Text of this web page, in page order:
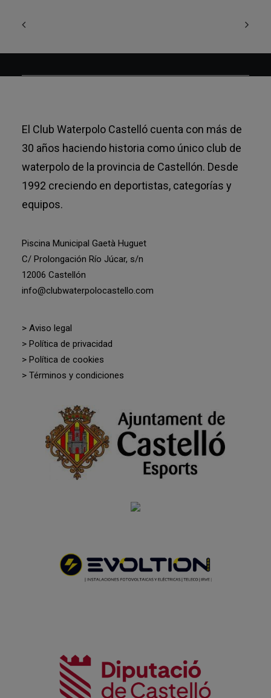
El Club Waterpolo Castelló cuenta con más de
30 años haciendo historia como único club de
waterpolo de la provincia de Castellón. Desde
1992 creciendo en deportistas, categorías y
equipos.
Piscina Municipal Gaetà Huguet
C/ Prolongación Río Júcar, s/n
12006 Castellón
info@clubwaterpolocastello.com
> Aviso legal
> Política de privacidad
> Política de cookies
> Términos y condiciones